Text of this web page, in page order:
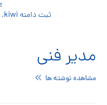
ثبت دامنه kiwi. | فروش دامین kiwi
مدیر فنی
مشاهده نوشته ها